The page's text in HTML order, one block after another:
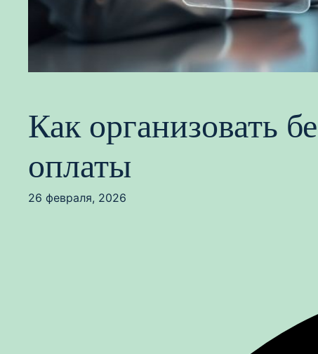
Как организовать
оплаты
26 февраля, 2026